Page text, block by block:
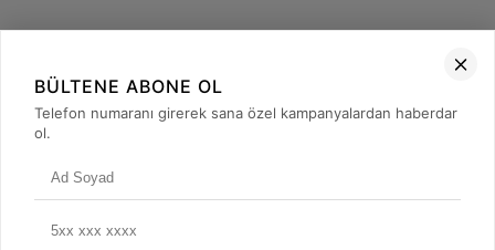
+90 (850) 473 08 08
BÜLTENE ABONE OL
Telefon numaranı girerek sana özel kampanyalardan haberdar
ol.